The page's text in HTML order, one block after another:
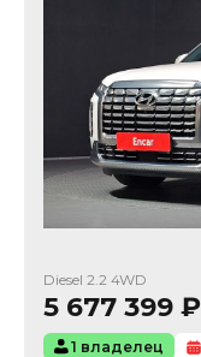
Diesel 2.2 4WD
5 677 399 ₽
1 владелец